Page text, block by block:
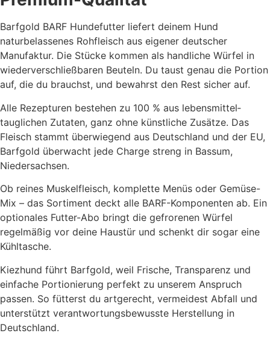
Barfgold BARF Hundefutter liefert deinem Hund
naturbelassenes Rohfleisch aus eigener deutscher
Manufaktur. Die Stücke kommen als handliche Würfel in
wiederverschließbaren Beuteln. Du taust genau die Portion
auf, die du brauchst, und bewahrst den Rest sicher auf.
Alle Rezepturen bestehen zu 100 % aus lebensmittel­
tauglichen Zutaten, ganz ohne künstliche Zusätze. Das
Fleisch stammt überwiegend aus Deutschland und der EU,
Barfgold überwacht jede Charge streng in Bassum,
Niedersachsen.
Ob reines Muskelfleisch, komplette Menüs oder Gemüse-
Mix – das Sortiment deckt alle BARF-Komponenten ab. Ein
optionales Futter-Abo bringt die gefrorenen Würfel
regelmäßig vor deine Haustür und schenkt dir sogar eine
Kühltasche.
Kiezhund führt Barfgold, weil Frische, Transparenz und
einfache Portionierung perfekt zu unserem Anspruch
passen. So fütterst du artgerecht, vermeidest Abfall und
unterstützt verantwortungs­bewusste Herstellung in
Deutschland.